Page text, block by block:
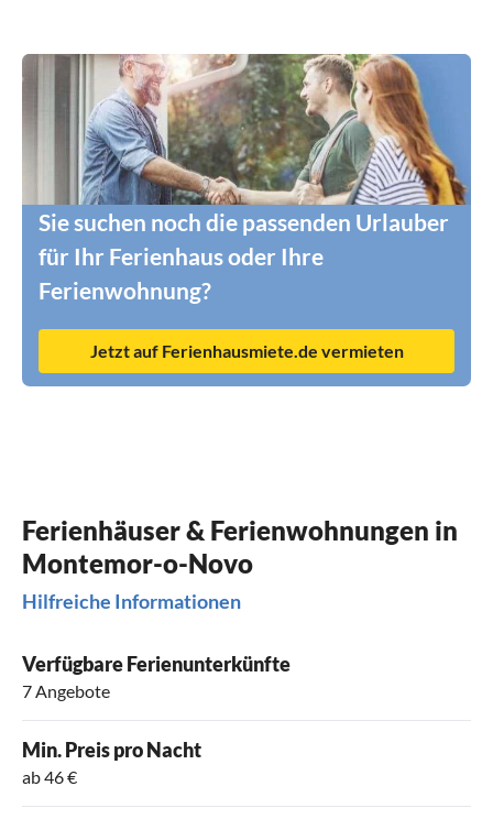
Sie suchen noch die passenden Urlauber
für Ihr Ferienhaus oder Ihre
Ferienwohnung?
Jetzt auf Ferienhausmiete.de vermieten
Ferienhäuser & Ferienwohnungen in
Montemor-o-Novo
Hilfreiche Informationen
Verfügbare Ferienunterkünfte
7 Angebote
Min. Preis pro Nacht
ab 46 €